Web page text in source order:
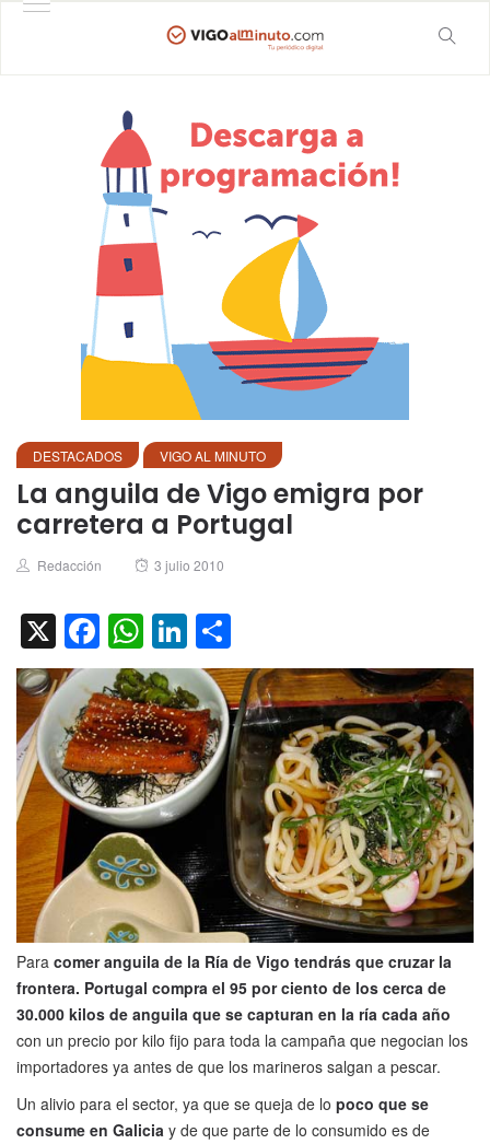
DESTACADOS VIGO AL MINUTO
La anguila de Vigo emigra por
carretera a Portugal
Author
Redacción
Posted
3 julio 2010
X Facebook
WhatsApp
LinkedIn
Para comer anguila de la Ría de Vigo tendrás que cruzar la
frontera. Portugal compra el 95 por ciento de los cerca de
30.000 kilos de anguila que se capturan en la ría cada año
con un precio por kilo fijo para toda la campaña que negocian los
importadores ya antes de que los marineros salgan a pescar.
Un alivio para el sector, ya que se queja de lo poco que se
consume en Galicia y de que parte de lo consumido es de